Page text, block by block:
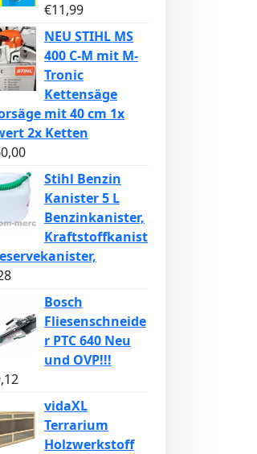
€11,99
NEU STIHL MS
400 C-M mit M-
Tronic
Kettensäge
mit 40 cm 1x
2x Ketten
Stihl Benzin
Kanister 5 L
Benzinkanister,
Kraftstoffkanist
Bosch
Fliesenschneide
r PTC 640 Neu
und OVP!!!
vidaXL
Terrarium
Holzwerkstoff